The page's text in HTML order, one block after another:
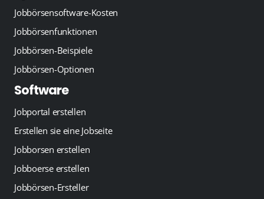
Jobbörsensoftware-Kosten
Jobbörsenfunktionen
Jobbörsen-Beispiele
Jobbörsen-Optionen
Software
Jobportal erstellen
Erstellen sie eine Jobseite
Jobborsen erstellen
Jobboerse erstellen
Jobbörsen-Ersteller